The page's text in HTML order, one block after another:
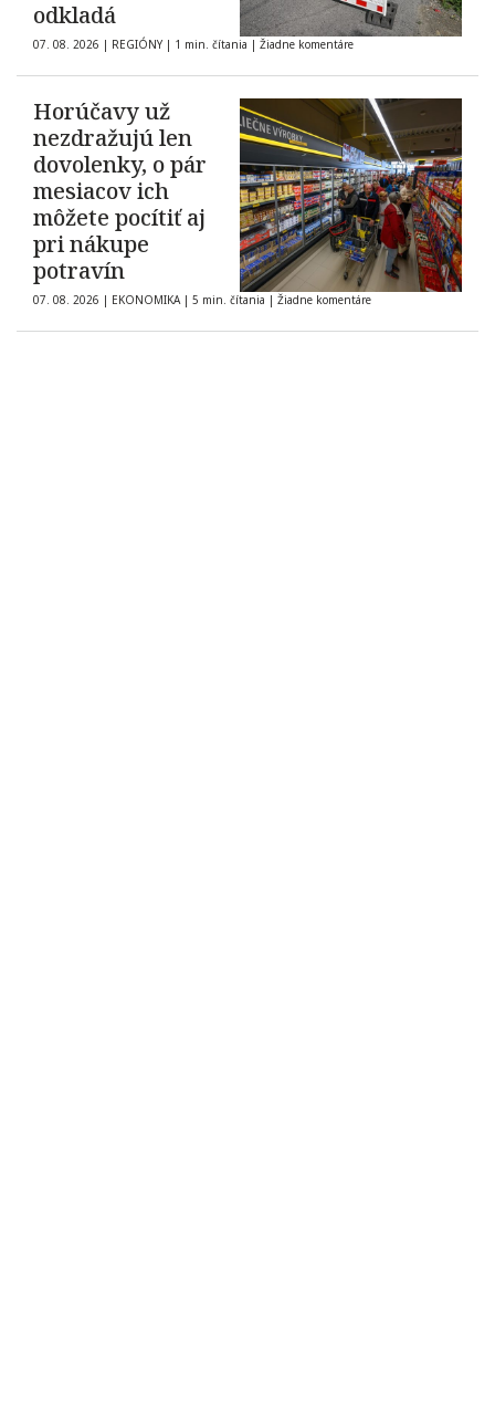
odkladá
07. 08. 2026 | REGIÓNY | 1 min. čítania | Žiadne komentáre
Horúčavy už
nezdražujú len
dovolenky, o pár
mesiacov ich
môžete pocítiť aj
pri nákupe
potravín
07. 08. 2026 | EKONOMIKA | 5 min. čítania | Žiadne komentáre